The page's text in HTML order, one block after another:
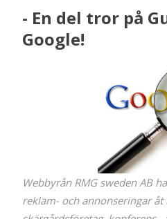
- En del tror på
Google!
Webbyrån RMG sweden AB
reklam- och annonseringar